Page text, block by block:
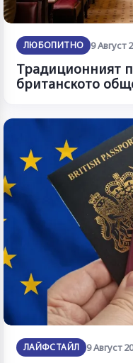
ЛЮБОПИТНО 9 Август
Традиционният
британското
ЛАЙФСТАЙЛ 9 Август